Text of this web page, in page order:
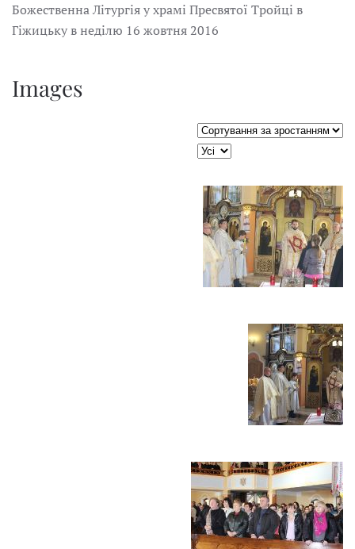
Божественна Літургія у храмі Пресвятої Тройці в
Гіжицьку в неділю 16 жовтня 2016
Images
Сортувати таблицю за:
JSEARCH_FILTER_LIMIT